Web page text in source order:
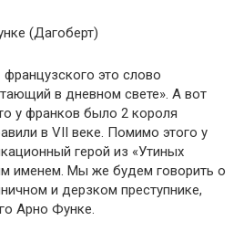
(Дагоберт)
это слово
в дневном свете». А вот
у франков было 2 короля
в VII веке. Помимо этого у
герой из «Утиных
именем. Мы же будем говорить о
и дерзком преступнике,
Арно Функе.